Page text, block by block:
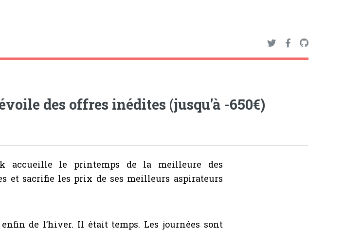
des offres inédites (jusqu’à -650€)
accueille le printemps de la meilleure des
et sacrifie les prix de ses meilleurs aspirateurs
de l’hiver. Il était temps. Les journées sont